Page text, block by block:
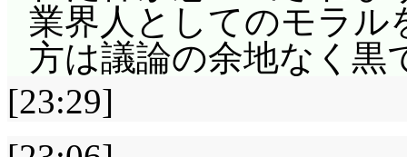
けど(^^;;;
太陽に接近。「ここ
だ……」と言う科学と
形。そりゃ, 宇宙に来
でいるような者が, 戦
るのか?」ラヴィの判
ているのかな。クラ
シップに乗り戦う理
に来る前は両親の世
ですからね。でも霞
外食などあり得ない
もカスミが作ってば
業界人としてのモラル
方は議論の余地なく黒
[23:29]